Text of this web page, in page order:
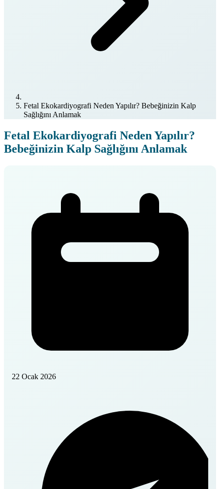
Fetal Ekokardiyografi Neden Yapılır? Bebeğinizin Kalp
Sağlığını Anlamak
Fetal Ekokardiyografi Neden Yapılır?
Bebeğinizin Kalp Sağlığını Anlamak
22 Ocak 2026